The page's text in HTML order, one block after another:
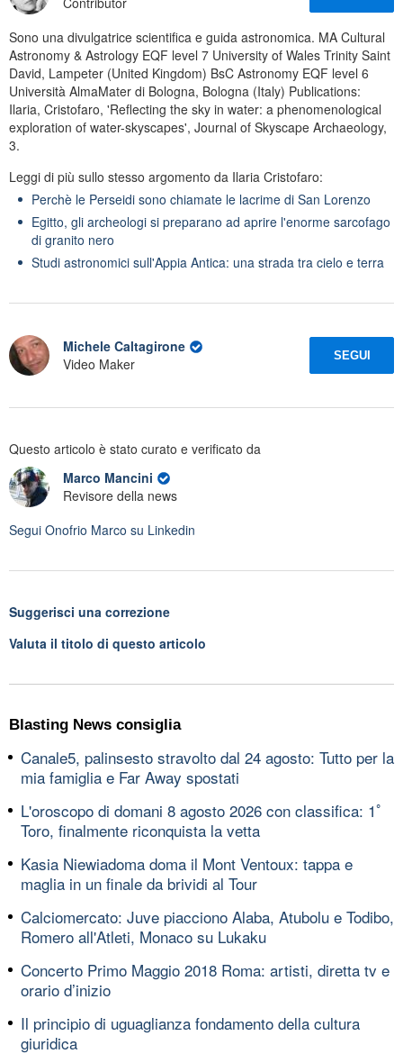
Sono una divulgatrice scientifica e guida astronomica. MA Cultural
Astronomy & Astrology EQF level 7 University of Wales Trinity Saint
David, Lampeter (United Kingdom) BsC Astronomy EQF level 6
Università AlmaMater di Bologna, Bologna (Italy) Publications:
Ilaria, Cristofaro, 'Reflecting the sky in water: a phenomenological
exploration of water-skyscapes', Journal of Skyscape Archaeology,
3.
Leggi di più sullo stesso argomento da Ilaria Cristofaro:
Perchè le Perseidi sono chiamate le lacrime di San Lorenzo
Egitto, gli archeologi si preparano ad aprire l'enorme sarcofago
di granito nero
Studi astronomici sull'Appia Antica: una strada tra cielo e terra
Michele Caltagirone
Video Maker
SEGUI
Questo articolo è stato curato e verificato da
Marco Mancini
Revisore della news
Segui Onofrio Marco su Linkedin
Suggerisci una correzione
Valuta il titolo di questo articolo
Blasting News consiglia
Canale5, palinsesto stravolto dal 24 agosto: Tutto per la
mia famiglia e Far Away spostati
L'oroscopo di domani 8 agosto 2026 con classifica: 1ﾟ
Toro, finalmente riconquista la vetta
Kasia Niewiadoma doma il Mont Ventoux: tappa e
maglia in un finale da brividi al Tour
Calciomercato: Juve piacciono Alaba, Atubolu e Todibo,
Romero all'Atleti, Monaco su Lukaku
Concerto Primo Maggio 2018 Roma: artisti, diretta tv e
orario d’inizio
Il principio di uguaglianza fondamento della cultura
giuridica